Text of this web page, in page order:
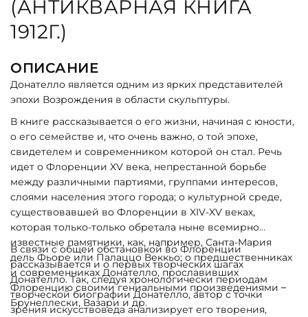
(АНТИКВАРНАЯ КНИГА
1912Г.)
ОПИСАНИЕ
Донателло является одним из ярких представителей
эпохи Возрождения в области скульптуры.
В книге рассказывается о его жизни, начиная с юности,
о его семействе и, что очень важно, о той эпохе,
свидетелем и современником которой он стал. Речь
идет о Флоренции XV века, непрестанной борьбе
между различными партиями, группами интересов,
слоями населения этого города; о культурной среде,
существовавшей во Флоренции в XIV-XV веках,
которая только-только обретала ныне всемирно
известные памятники, как, например, Санта-Мария
дель Фьоре или Палаццо Веккьо; о предшественниках
и современниках Донателло, прославивших
Флоренцию своими гениальными произведениями –
Брунеллески, Вазари и др.
В связи с общей обстановкой во Флоренции
рассказывается и о первых творческих шагах
Донателло. Так, следуя хронологически периодам
творческой биографии Донателло, автор с точки
зрения искусствоведа анализирует его творения,